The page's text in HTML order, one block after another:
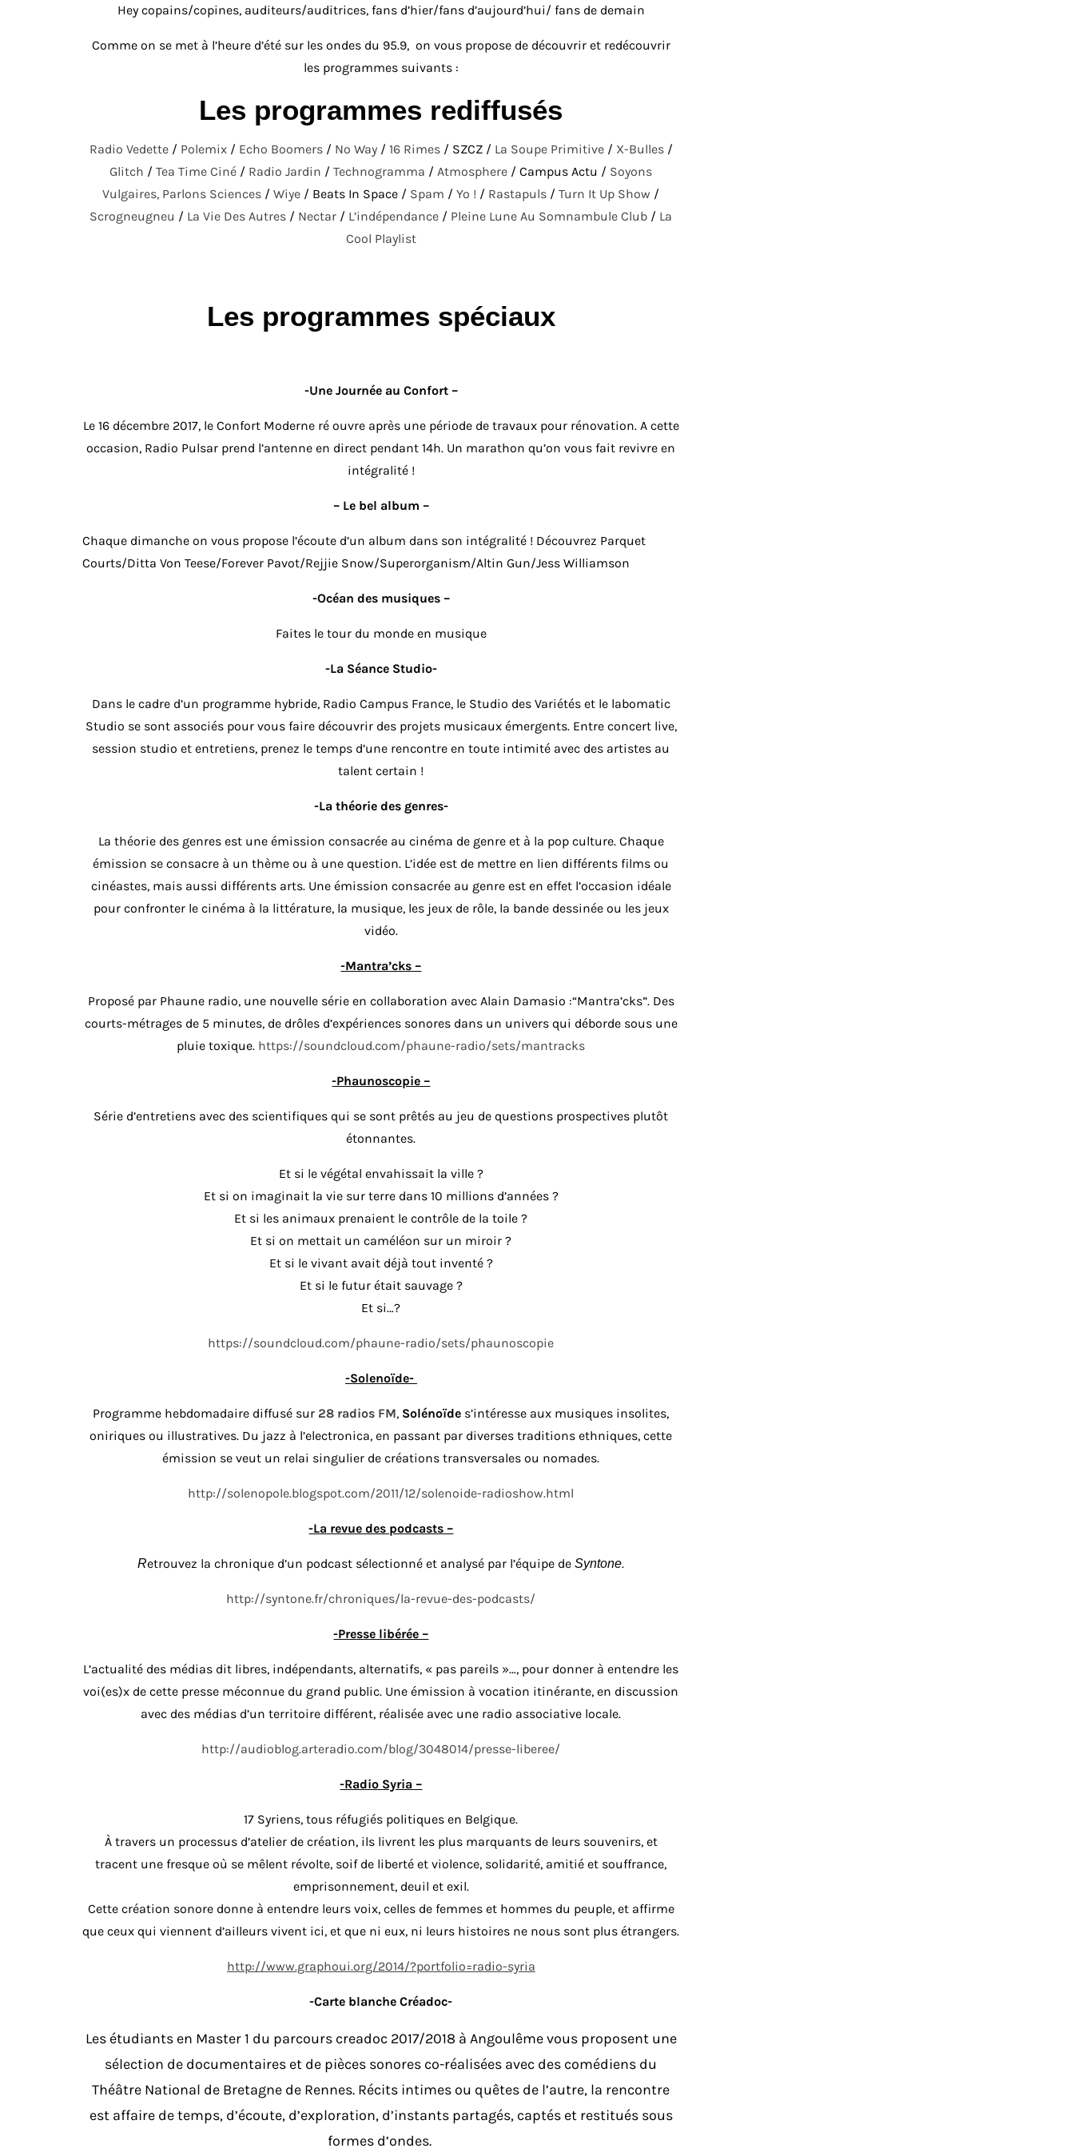
Hey copains/copines, auditeurs/auditrices, fans d’hier/fans d’aujourd’hui/ fans de demain
Comme on se met à l’heure d’été sur les ondes du 95.9, on vous propose de découvrir et redécouvrir
les programmes suivants :
Les programmes rediffusés
Radio Vedette/ Polemix/ Echo Boomers/ No Way/ 16 Rimes/ SZCZ / La Soupe Primitive/ X-Bulles/
Glitch /Tea Time Ciné / Radio Jardin /Technogramma /Atmosphere / Campus Actu / Soyons
Vulgaires, Parlons Sciences /Wiye / Beats In Space / Spam /Yo ! / Rastapuls /Turn It Up Show /
Scrogneugneu / La Vie Des Autres / Nectar / L’indépendance / Pleine Lune Au Somnambule Club / La
Cool Playlist
Les programmes spéciaux
-Une Journée au Confort –
Le 16 décembre 2017, le Confort Moderne ré ouvre après une période de travaux pour rénovation. A cette
occasion, Radio Pulsar prend l’antenne en direct pendant 14h. Un marathon qu’on vous fait revivre en
intégralité !
– Le bel album –
Chaque dimanche on vous propose l’écoute d’un album dans son intégralité ! Découvrez Parquet
Courts/Ditta Von Teese/Forever Pavot/Rejjie Snow/Superorganism/Altin Gun/Jess Williamson
-Océan des musiques –
Faites le tour du monde en musique
-La Séance Studio-
Dans le cadre d’un programme hybride, Radio Campus France, le Studio des Variétés et le labomatic
Studio se sont associés pour vous faire découvrir des projets musicaux émergents. Entre concert live,
session studio et entretiens, prenez le temps d’une rencontre en toute intimité avec des artistes au
talent certain !
-La théorie des genres-
La théorie des genres est une émission consacrée au cinéma de genre et à la pop culture. Chaque
émission se consacre à un thème ou à une question. L’idée est de mettre en lien différents films ou
cinéastes, mais aussi différents arts. Une émission consacrée au genre est en effet l’occasion idéale
pour confronter le cinéma à la littérature, la musique, les jeux de rôle, la bande dessinée ou les jeux
vidéo.
-Mantra’cks –
Proposé par Phaune radio, une nouvelle série en collaboration avec Alain Damasio :“Mantra’cks”. Des
courts-métrages de 5 minutes, de drôles d’expériences sonores dans un univers qui déborde sous une
pluie toxique. https://soundcloud.com/phaune-radio/sets/mantracks
-Phaunoscopie –
Série d’entretiens avec des scientifiques qui se sont prêtés au jeu de questions prospectives plutôt
étonnantes.
Et si le végétal envahissait la ville ?
Et si on imaginait la vie sur terre dans 10 millions d’années ?
Et si les animaux prenaient le contrôle de la toile ?
Et si on mettait un caméléon sur un miroir ?
Et si le vivant avait déjà tout inventé ?
Et si le futur était sauvage ?
Et si…?
https://soundcloud.com/phaune-radio/sets/phaunoscopie
-Solenoïde-
Programme hebdomadaire diffusé sur 28 radios FM, Solénoïde s’intéresse aux musiques insolites,
oniriques ou illustratives. Du jazz à l’electronica, en passant par diverses traditions ethniques, cette
émission se veut un relai singulier de créations transversales ou nomades.
http://solenopole.blogspot.com/2011/12/solenoide-radioshow.html
-La revue des podcasts –
Retrouvez la chronique d’un podcast sélectionné et analysé par l’équipe deSyntone.
http://syntone.fr/chroniques/la-revue-des-podcasts/
-Presse libérée –
L’actualité des médias dit libres, indépendants, alternatifs, « pas pareils »…, pour donner à entendre les
voi(es)x de cette presse méconnue du grand public. Une émission à vocation itinérante, en discussion
avec des médias d’un territoire différent, réalisée avec une radio associative locale.
http://audioblog.arteradio.com/blog/3048014/presse-liberee/
-Radio Syria –
17 Syriens, tous réfugiés politiques en Belgique.
À travers un processus d’atelier de création, ils livrent les plus marquants de leurs souvenirs, et
tracent une fresque où se mêlent révolte, soif de liberté et violence, solidarité, amitié et souffrance,
emprisonnement, deuil et exil.
Cette création sonore donne à entendre leurs voix, celles de femmes et hommes du peuple, et affirme
que ceux qui viennent d’ailleurs vivent ici, et que ni eux, ni leurs histoires ne nous sont plus étrangers.
http://www.graphoui.org/2014/?portfolio=radio-syria
-Carte blanche Créadoc-
Les étudiants en Master 1 du parcours creadoc 2017/2018 à Angoulême vous proposent une
sélection de documentaires et de pièces sonores co-réalisées avec des comédiens du
Théâtre National de Bretagne de Rennes. Récits intimes ou quêtes de l’autre, la rencontre
est affaire de temps, d’écoute, d’exploration, d’instants partagés, captés et restitués sous
formes d’ondes.